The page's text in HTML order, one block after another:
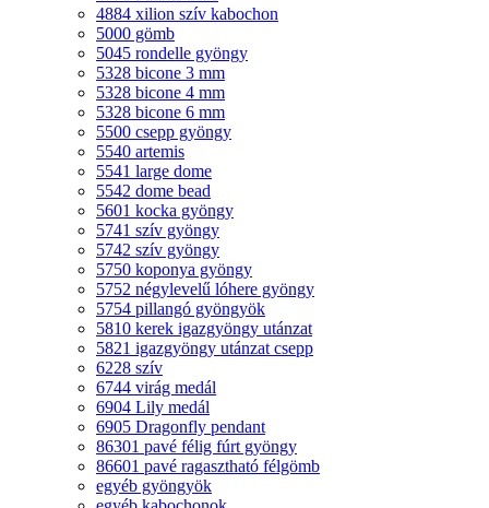
4884 xilion szív kabochon
5000 gömb
5045 rondelle gyöngy
5328 bicone 3 mm
5328 bicone 4 mm
5328 bicone 6 mm
5500 csepp gyöngy
5540 artemis
5541 large dome
5542 dome bead
5601 kocka gyöngy
5741 szív gyöngy
5742 szív gyöngy
5750 koponya gyöngy
5752 négylevelű lóhere gyöngy
5754 pillangó gyöngyök
5810 kerek igazgyöngy utánzat
5821 igazgyöngy utánzat csepp
6228 szív
6744 virág medál
6904 Lily medál
6905 Dragonfly pendant
86301 pavé félig fúrt gyöngy
86601 pavé ragasztható félgömb
egyéb gyöngyök